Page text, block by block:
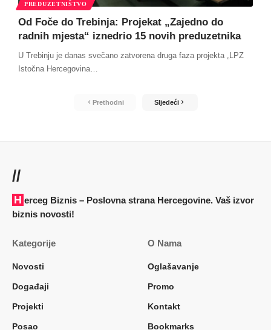
PREDUZETNIŠTVO
Od Foče do Trebinja: Projekat „Zajedno do
radnih mjesta“ iznedrio 15 novih preduzetnika
U Trebinju je danas svečano zatvorena druga faza projekta „LPZ
Istočna Hercegovina…
Prethodni Sljedeći
//
Herceg Biznis – Poslovna strana Hercegovine. Vaš izvor
biznis novosti!
Kategorije
Novosti
Događaji
Projekti
Posao
O Nama
Oglašavanje
Promo
Kontakt
Bookmarks